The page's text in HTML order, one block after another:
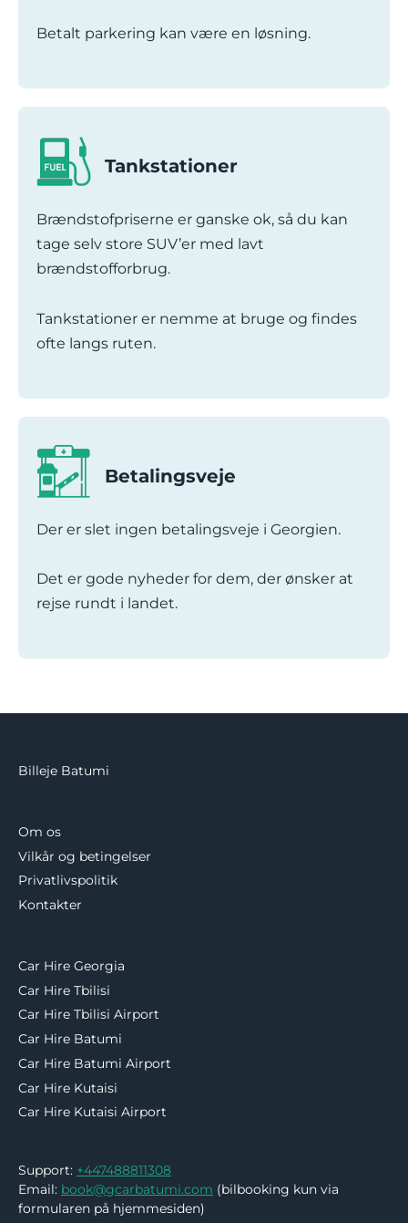
Betalt parkering kan være en løsning.
Tankstationer
Brændstofpriserne er ganske ok, så du kan
tage selv store SUV’er med lavt
brændstofforbrug.
Tankstationer er nemme at bruge og findes
ofte langs ruten.
Betalingsveje
Der er slet ingen betalingsveje i Georgien.
Det er gode nyheder for dem, der ønsker at
rejse rundt i landet.
Billeje Batumi
Om os
Vilkår og betingelser
Privatlivspolitik
Kontakter
Car Hire Georgia
Car Hire Tbilisi
Car Hire Tbilisi Airport
Car Hire Batumi
Car Hire Batumi Airport
Car Hire Kutaisi
Car Hire Kutaisi Airport
Support: +447488811308
Email: book@gcarbatumi.com (bilbooking kun via
formularen på hjemmesiden)